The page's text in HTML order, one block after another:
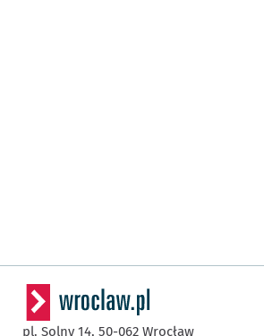
pl. Solny 14, 50-062 Wrocław